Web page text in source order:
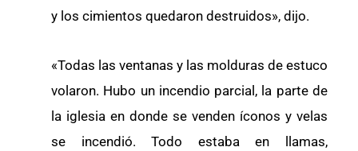
y los cimientos quedaron destruidos», dijo.
«Todas las ventanas y las molduras de estuco
volaron. Hubo un incendio parcial, la parte de
la iglesia en donde se venden íconos y velas
se incendió. Todo estaba en llamas,